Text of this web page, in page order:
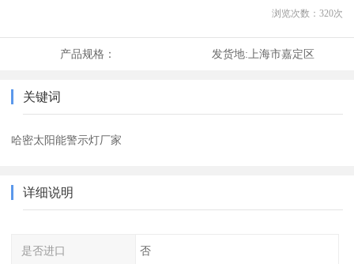
浏览次数： 320次
产品规格： 发货地:上海市嘉定区
关键词
哈密太阳能警示灯厂家
详细说明
是否进口 否